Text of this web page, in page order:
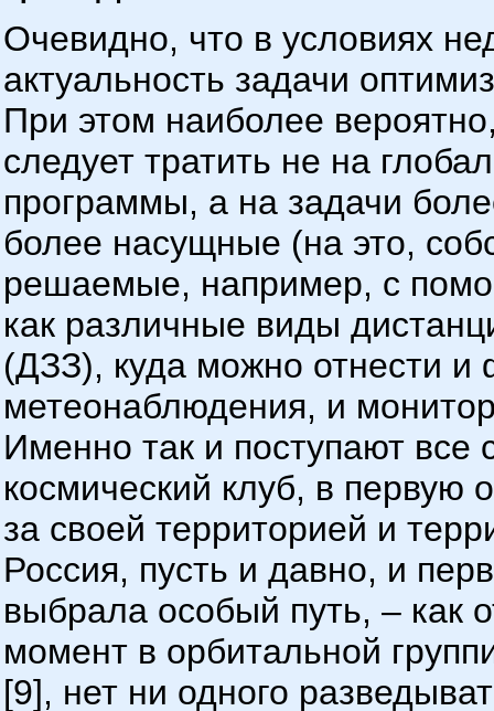
Очевидно, что в условиях
актуальность задачи
При этом наиболее
следует тратить не на
программы, а на задачи
более насущные (на это,
решаемые, например, с
как различные виды
(ДЗЗ), куда можно отнести и
метеонаблюдения, и
Именно так и поступают все
космический клуб, в первую
за своей территорией и
Россия, пусть и давно, и
выбрала особый путь, – как
момент в орбитальной
[9], нет ни одного